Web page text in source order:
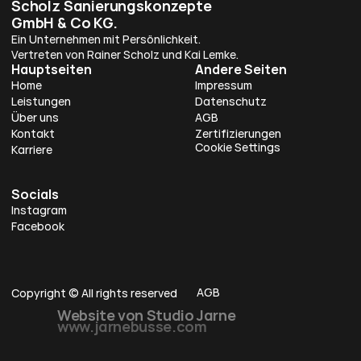
Scholz Sanierungskonzepte
GmbH & Co KG.
Ein Unternehmen mit Persönlichkeit.
Vertreten von Rainer Scholz und Kai Lemke.
Hauptseiten
Home
Leistungen
Über uns
Kontakt
Karriere
Andere Seiten
Impressum
Datenschutz
AGB
Zertifizierungen
Cookie Settings
Socials
Instagram
Facebook
Copyright © All rights reserved AGB
Website von Studio Jarne
www.jarnebusse.com